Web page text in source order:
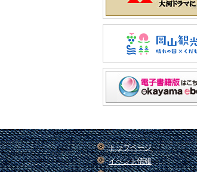
トップページ
イベント情報